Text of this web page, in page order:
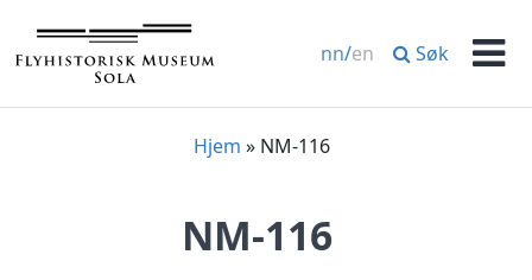
nn/en Søk
Hjem » NM-116
NM-116